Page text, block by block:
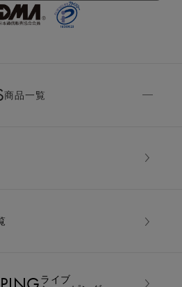
商品一覧
ライブ